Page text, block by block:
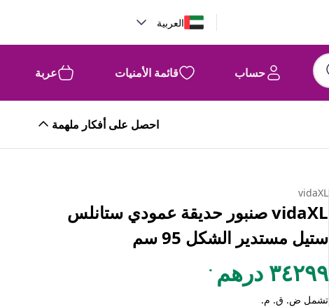
العربية
حساب قائمة الأمنيات عربة
احصل على أفكار ملهمة
vidaXL
vidaXL صنبور حديقة عمودي ستانلس
ستيل مستدير الشكل 95 سم
٣٤٢٩٩ درهم .
تشمل ض. ق. م.